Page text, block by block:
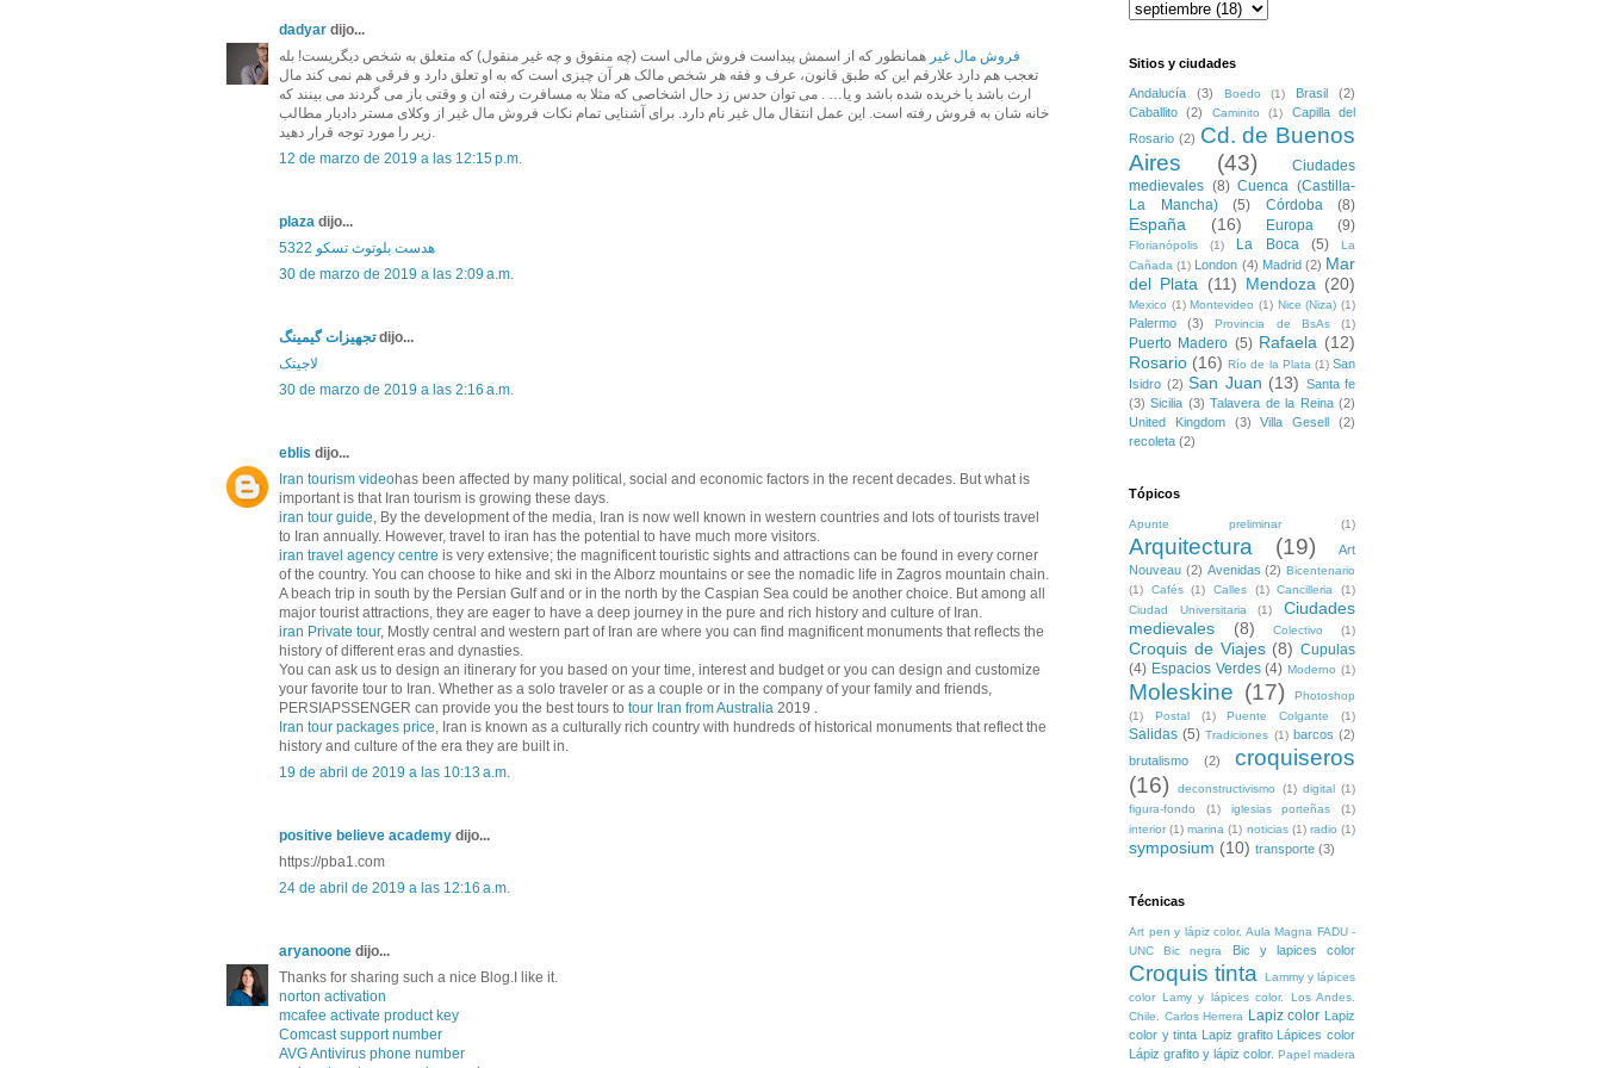
dadyar dijo...
فروش مال غیر همانطور که از اسمش پیداست فروش مالی است (چه منقوق و چه غیر منقول) که متعلق به شخص دیگریست! بله
تعجب هم دارد علارقم این که طبق قانون، عرف و فقه هر شخص مالک هر آن چیزی است که به او تعلق دارد و فرقی هم نمی کند مال
ارث باشد یا خریده شده باشد و یا… . می توان حدس زد حال اشخاصی که مثلا به مسافرت رفته ان و وقتی باز می گردند می بینند که
خانه شان به فروش رفته است. این عمل انتقال مال غیر نام دارد. برای آشنایی تمام نکات فروش مال غیر از وکلای مستر دادیار مطالب
زیر را مورد توجه قرار دهید.
12 de marzo de 2019 a las 12:15 p.m.
plaza dijo...
هدست بلوتوث تسکو 5322
30 de marzo de 2019 a las 2:09 a.m.
تجهیزات گیمینگdijo...
لاجیتک
30 de marzo de 2019 a las 2:16 a.m.
eblis dijo...
Iran tourism videohas been affected by many political, social and economic factors in the recent decades. But what is
important is that Iran tourism is growing these days.
iran tour guide, By the development of the media, Iran is now well known in western countries and lots of tourists travel
to Iran annually. However, travel to iran has the potential to have much more visitors.
iran travel agency centre is very extensive; the magnificent touristic sights and attractions can be found in every corner
of the country. You can choose to hike and ski in the Alborz mountains or see the nomadic life in Zagros mountain chain.
A beach trip in south by the Persian Gulf and or in the north by the Caspian Sea could be another choice. But among all
major tourist attractions, they are eager to have a deep journey in the pure and rich history and culture of Iran.
iran Private tour, Mostly central and western part of Iran are where you can find magnificent monuments that reflects the
history of different eras and dynasties.
You can ask us to design an itinerary for you based on your time, interest and budget or you can design and customize
your favorite tour to Iran. Whether as a solo traveler or as a couple or in the company of your family and friends,
PERSIAPSSENGER can provide you the best tours to tour Iran from Australia 2019 .
Iran tour packages price, Iran is known as a culturally rich country with hundreds of historical monuments that reflect the
history and culture of the era they are built in.
19 de abril de 2019 a las 10:13 a.m.
positive believe academy dijo...
https://pba1.com
24 de abril de 2019 a las 12:16 a.m.
aryanoone dijo...
Thanks for sharing such a nice Blog.I like it.
norton activation
mcafee activate product key
Comcast support number
AVG Antivirus phone number
Sitios y ciudades
Andalucía (3) Boedo (1) Brasil
(2)
Caballito
(2) Caminito (1)
Capilla del
Rosario (2) Cd. de Buenos
Aires
(43)
Ciudades
medievales (8) Cuenca (Castilla-
La Mancha)
(5) Córdoba (8)
España (16) Europa (9)
Florianópolis (1) La Boca (5)
La
Cañada (1) London (4) Madrid (2) Mar
del Plata (11) Mendoza (20)
Mexico (1) Montevideo (1) Nice (Niza) (1)
Palermo (3) Provincia de BsAs (1)
Puerto Madero (5) Rafaela (12)
Rosario (16) Río de la Plata (1) San
Isidro (2) San Juan (13) Santa fe
(3) Sicilia (3) Talavera de la Reina (2)
United Kingdom
(3) Villa Gesell
(2)
recoleta (2)
Tópicos
Apunte preliminar (1)
Arquitectura (19)
Art
Nouveau (2) Avenidas (2) Bicentenario
(1)
Cafés (1) Calles (1) Cancilleria
(1)
Ciudad Universitaria
(1)
Ciudades
medievales
(8) Colectivo (1)
Croquis de Viajes (8) Cupulas
(4) Espacios Verdes (4) Moderno (1)
Moleskine (17)
Photoshop
(1)
Postal (1) Puente Colgante (1)
Salidas (5) Tradiciones (1) barcos (2)
brutalismo
(2)
croquiseros
(16)
deconstructivismo (1) digital
(1)
figura-fondo
(1) iglesias porteñas
(1)
interior (1) marina (1) noticias (1) radio (1)
symposium (10) transporte (3)
Técnicas
Art pen y lápiz color. Aula Magna FADU -
UNC
Bic negra Bic y lapices color
Croquis tinta
Lammy y lápices
color
Lamy y lápices color. Los Andes.
Chile. Carlos Herrera Lapiz color
Lapiz
color y tinta
Lapiz grafito
Lápices color
Lápiz grafito y lápiz color. Papel madera